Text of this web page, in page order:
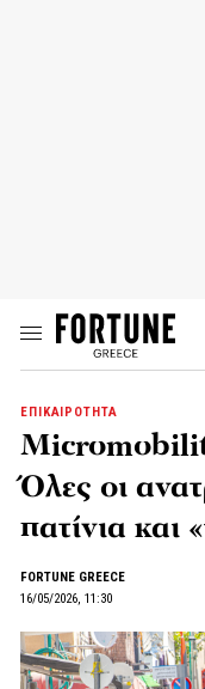
ΕΠΙΚΑΙΡΟΤΗΤΑ
Όλες οι
πατίνια και
FORTUNE GREECE
16/05/2026, 11:30